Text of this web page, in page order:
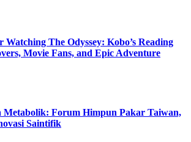
The Odyssey: Kobo’s Reading
Movie Fans, and Epic Adventure
Metabolik: Forum Himpun Pakar Taiwan,
Saintifik